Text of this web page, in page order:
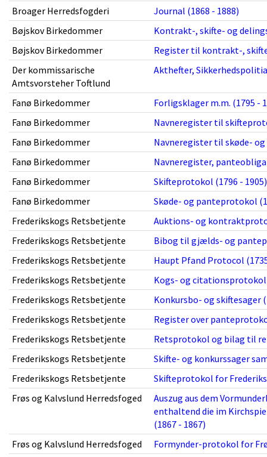
Broager Herredsfogderi
Journal (1868 - 1888)
Bøjskov Birkedommer
Kontrakt-, skifte- og
Bøjskov Birkedommer
Register til kontrakt-,
Der kommissarische
Amtsvorsteher Toftlund
Akthefter,
Fanø Birkedommer
Forligsklager m.m. (1795 -
Fanø Birkedommer
Navneregister til
Fanø Birkedommer
Navneregister til skøde-
Fanø Birkedommer
Navneregister,
Fanø Birkedommer
Skifteprotokol (1796 - 1905)
Fanø Birkedommer
Skøde- og panteprotokol
Frederikskogs Retsbetjente
Auktions- og
Frederikskogs Retsbetjente
Bibog til gjælds- og
Frederikskogs Retsbetjente
Haupt Pfand Protocol
Frederikskogs Retsbetjente
Kogs- og citationsprotokol
Frederikskogs Retsbetjente
Konkursbo- og skiftesager
Frederikskogs Retsbetjente
Register over
Frederikskogs Retsbetjente
Retsprotokol og bilag til
Frederikskogs Retsbetjente
Skifte- og konkurssager
Frederikskogs Retsbetjente
Skifteprotokol for
Frøs og Kalvslund Herredsfoged
Auszug aus dem
enthaltend die im
(1867 - 1867)
Frøs og Kalvslund Herredsfoged
Formynder-protokol for